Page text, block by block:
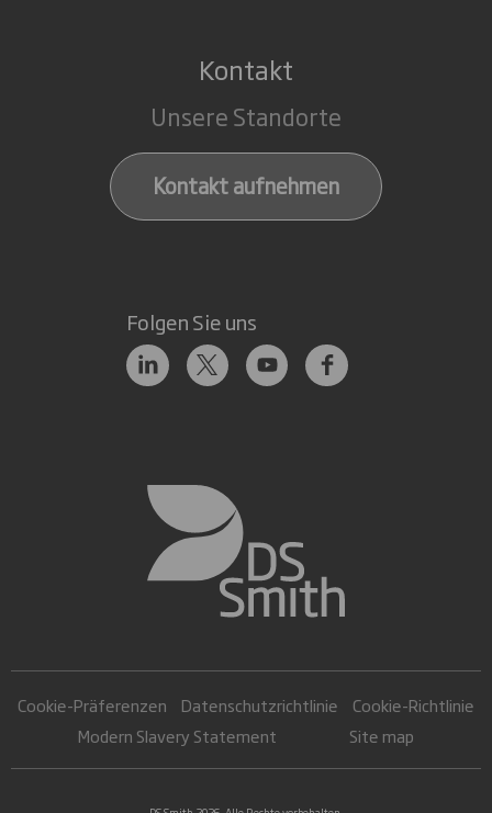
Kontakt
Unsere Standorte
Kontakt aufnehmen
Folgen Sie uns
Cookie-Präferenzen Datenschutzrichtlinie
Cookie-Richtlinie
Modern Slavery Statement
Site map